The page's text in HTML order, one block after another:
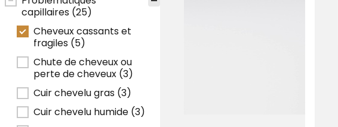
capillaires (25)
Cheveux cassants et
fragiles (5)
Chute de cheveux ou
perte de cheveux (3)
Cuir chevelu gras (3)
Cuir chevelu humide (3)